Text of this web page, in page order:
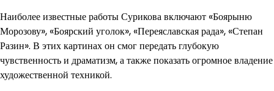
Наиболее известные работы Сурикова включают «Боярыню
Морозову», «Боярский уголок», «Переяславская рада», «Степан
Разин». В этих картинах он смог передать глубокую
чувственность и драматизм, а также показать огромное владение
художественной техникой.